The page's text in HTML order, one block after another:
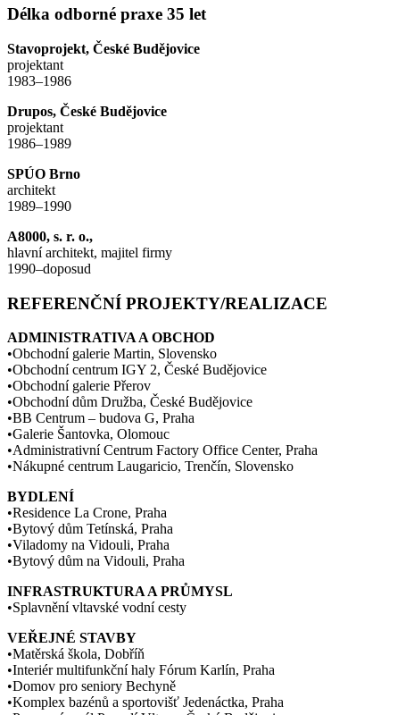
Délka odborné praxe 35 let
Stavoprojekt, České Budějovice
projektant
1983–1986
Drupos, České Budějovice
projektant
1986–1989
SPÚO Brno
architekt
1989–1990
A8000, s. r. o.,
hlavní architekt, majitel firmy
1990–doposud
REFERENČNÍ PROJEKTY/REALIZACE
ADMINISTRATIVA A OBCHOD
•Obchodní galerie Martin, Slovensko
•Obchodní centrum IGY 2, České Budějovice
•Obchodní galerie Přerov
•Obchodní dům Družba, České Budějovice
•BB Centrum – budova G, Praha
•Galerie Šantovka, Olomouc
•Administrativní Centrum Factory Office Center, Praha
•Nákupné centrum Laugaricio, Trenčín, Slovensko
BYDLENÍ
•Residence La Crone, Praha
•Bytový dům Tetínská, Praha
•Viladomy na Vidouli, Praha
•Bytový dům na Vidouli, Praha
INFRASTRUKTURA A PRŮMYSL
•Splavnění vltavské vodní cesty
VEŘEJNÉ STAVBY
•Matěrská škola, Dobříň
•Interiér multifunkční haly Fórum Karlín, Praha
•Domov pro seniory Bechyně
•Komplex bazénů a sportovišť Jedenáctka, Praha